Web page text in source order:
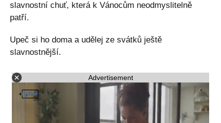
slavnostní chuť, která k Vánocům neodmyslitelně
patří.
Upeč si ho doma a udělej ze svátků ještě
slavnostnější.
Advertisement